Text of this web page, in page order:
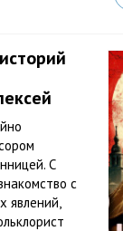
С
с
явлений,